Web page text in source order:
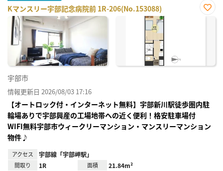
Kマンスリー宇部記念病院前 1R-206(No.153088)
お気
宇部市
情報更新日 2026/08/03 17:16
【オートロック付・インターネット無料】宇部新川駅徒歩圏内駐
輪場ありで宇部興産の工場地帯への近く便利！格安駐車場付
WIFI無料宇部市ウィークリーマンション・マンスリーマンション
物件♪
アクセス 宇部線「宇部岬駅」
間取り 1R 面積 21.84m²